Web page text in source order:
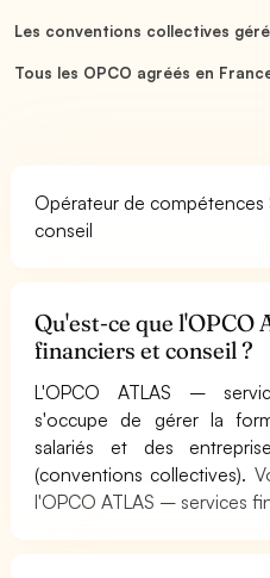
Les conventions collectives
Tous les OPCO agréés en
Opérateur de compétences
conseil
Qu'est-ce que l'OPCO
financiers et conseil ?
L'OPCO ATLAS –
s'occupe de gérer la
salariés et des
(conventions collectives).
l'OPCO ATLAS – services